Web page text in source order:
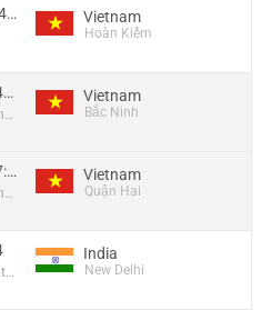
14.248.27.38:47916 Vietnam
Hoàn Kiếm
123.18.205.140:59761
VietNam Post and Telecom Corporation
Vietnam
Bắc Ninh
113.172.9.247:37627
VietNam Post and Telecom Corporation
Vietnam
Quận Hai
Capitalonline Data Service (HK) Co
India
New Delhi